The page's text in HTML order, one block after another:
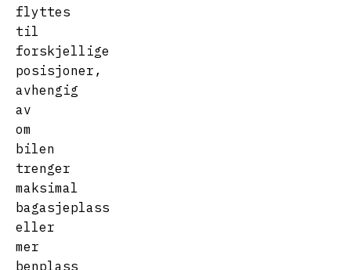
flyttes
til
forskjellige
posisjoner,
avhengig
av
om
bilen
trenger
maksimal
bagasjeplass
eller
mer
benplass